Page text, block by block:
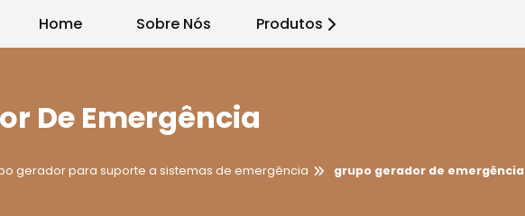
Home Sobre Nós Produtos
De Emergência
gerador para suporte a sistemas de emergência grupo gerador de emergência